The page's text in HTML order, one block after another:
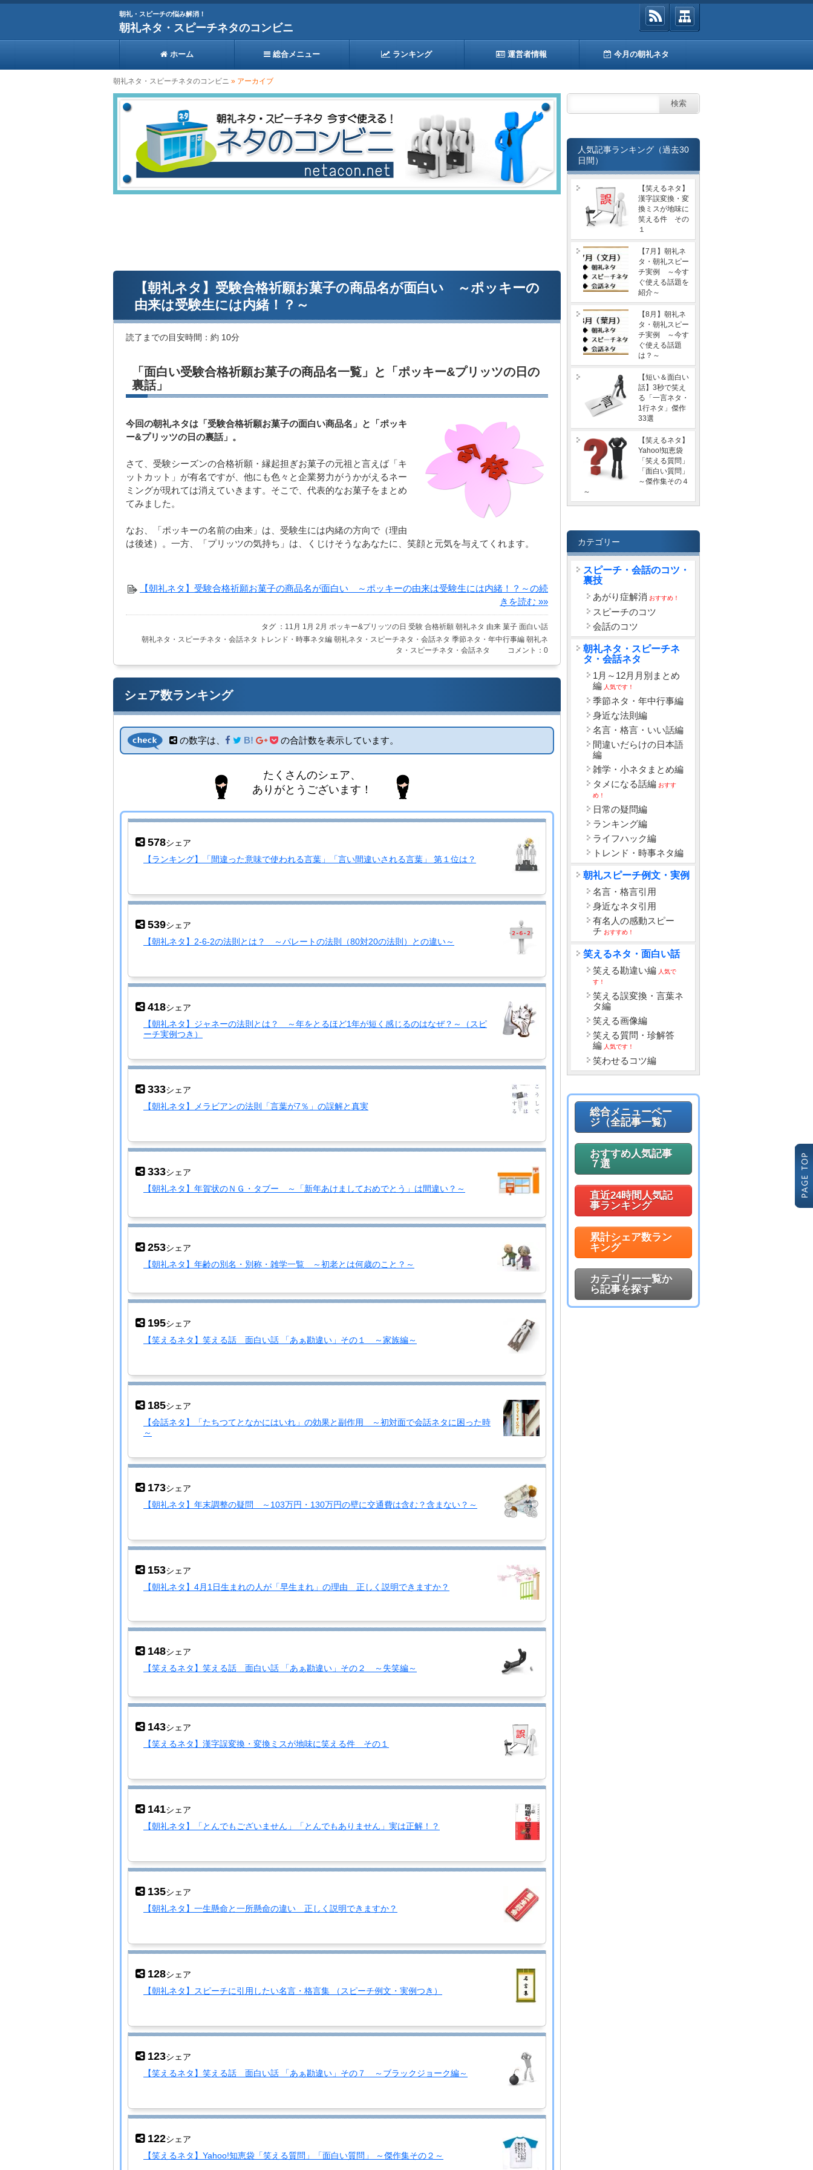
朝礼・スピーチの悩み解消！
朝礼ネタ・スピーチネタのコンビニ
ホーム 総合メニュー ランキング 運営者情報 今月の朝礼ネタ
朝礼ネタ・スピーチネタのコンビニ » アーカイブ
【朝礼ネタ】受験合格祈願お菓子の商品名が面白い ～ポッキーの
由来は受験生には内緒！？～
読了までの目安時間： 約 10分
「面白い受験合格祈願お菓子の商品名一覧」と「ポッキー&プリッツの日の
裏話」
今回の朝礼ネタは「受験合格祈願お菓子の面白い商品名」と「ポッキ
ー&プリッツの日の裏話」。
さて、受験シーズンの合格祈願・縁起担ぎお菓子の元祖と言えば「キ
ットカット」が有名ですが、他にも色々と企業努力がうかがえるネー
ミングが現れては消えていきます。そこで、代表的なお菓子をまとめ
てみました。
なお、「ポッキーの名前の由来」は、受験生には内緒の方向で（理由
は後述）。一方、「プリッツの気持ち」は、くじけそうなあなたに、笑顔と元気を与えてくれます。
【朝礼ネタ】受験合格祈願お菓子の商品名が面白い ～ポッキーの由来は受験生には内緒！？～の続
きを読む »»
タグ ： 11月 1月 2月 ポッキー&プリッツの日 受験 合格祈願 朝礼ネタ 由来 菓子 面白い話
朝礼ネタ・スピーチネタ・会話ネタ
トレンド・時事ネタ編 朝礼ネタ・スピーチネタ・会話ネタ 季節ネタ・年中行事編 朝礼ネ
タ・スピーチネタ・会話ネタ
コメント：0
シェア数ランキング
の数字は、 B! の合計数を表示しています。
たくさんのシェア、
ありがとうございます！
578シェア
【ランキング】「間違った意味で使われる言葉」「言い間違いされる言葉」 第１位は？
539シェア
【朝礼ネタ】2-6-2の法則とは？ ～パレートの法則（80対20の法則）との違い～
418シェア
【朝礼ネタ】ジャネーの法則とは？ ～年をとるほど1年が短く感じるのはなぜ？～（スピ
ーチ実例つき）
333シェア
【朝礼ネタ】メラビアンの法則「言葉が7％」の誤解と真実
333シェア
【朝礼ネタ】年賀状のＮＧ・タブー ～「新年あけましておめでとう」は間違い？～
253シェア
【朝礼ネタ】年齢の別名・別称・雑学一覧 ～初老とは何歳のこと？～
195シェア
【笑えるネタ】笑える話 面白い話 「あぁ勘違い」その１ ～家族編～
185シェア
【会話ネタ】「たちつてとなかにはいれ」の効果と副作用 ～初対面で会話ネタに困った時
～
173シェア
【朝礼ネタ】年末調整の疑問 ～103万円・130万円の壁に交通費は含む？含まない？～
153シェア
【朝礼ネタ】4月1日生まれの人が「早生まれ」の理由 正しく説明できますか？
148シェア
【笑えるネタ】笑える話 面白い話 「あぁ勘違い」その２ ～失笑編～
143シェア
【笑えるネタ】漢字誤変換・変換ミスが地味に笑える件 その１
141シェア
【朝礼ネタ】「とんでもございません」「とんでもありません」実は正解！？
135シェア
【朝礼ネタ】一生懸命と一所懸命の違い 正しく説明できますか？
128シェア
【朝礼ネタ】スピーチに引用したい名言・格言集 （スピーチ例文・実例つき）
123シェア
【笑えるネタ】笑える話 面白い話 「あぁ勘違い」その７ ～ブラックジョーク編～
122シェア
【笑えるネタ】Yahoo!知恵袋「笑える質問」「面白い質問」 ～傑作集その２～
人気記事ランキング（過去30
日間）
【笑えるネタ】
漢字誤変換・変
換ミスが地味に
笑える件 その
１
【7月】朝礼ネ
タ・朝礼スピー
チ実例 ～今す
ぐ使える話題を
紹介～
【8月】朝礼ネ
タ・朝礼スピー
チ実例 ～今す
ぐ使える話題
は？～
【短い＆面白い
話】3秒で笑え
る「一言ネタ・
1行ネタ」傑作
33選
【笑えるネタ】
Yahoo!知恵袋
「笑える質問」
「面白い質問」
～傑作集その４
～
カテゴリー
スピーチ・会話のコツ・
裏技
あがり症解消 おすすめ！
スピーチのコツ
会話のコツ
朝礼ネタ・スピーチネ
タ・会話ネタ
1月～12月月別まとめ
編 人気です！
季節ネタ・年中行事編
身近な法則編
名言・格言・いい話編
間違いだらけの日本語
編
雑学・小ネタまとめ編
タメになる話編 おすす
め！
日常の疑問編
ランキング編
ライフハック編
トレンド・時事ネタ編
朝礼スピーチ例文・実例
名言・格言引用
身近なネタ引用
有名人の感動スピー
チ おすすめ！
笑えるネタ・面白い話
笑える勘違い編 人気で
す！
笑える誤変換・言葉ネ
タ編
笑える画像編
笑える質問・珍解答
編 人気です！
笑わせるコツ編
総合メニューペー
ジ（全記事一覧）
おすすめ人気記事
７選
直近24時間人気記
事ランキング
累計シェア数ラン
キング
カテゴリー一覧か
ら記事を探す